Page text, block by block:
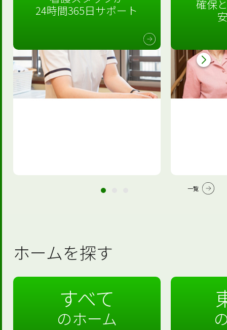
24時間365日サポート
確保
一覧
ホームを探す
すべて
のホーム